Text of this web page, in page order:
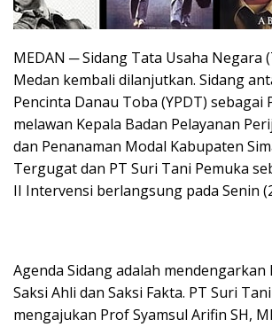
MEDAN ─ Sidang Tata Usaha Negara
Medan kembali dilanjutkan. Sidang
Pencinta Danau Toba (YPDT) sebagai
melawan Kepala Badan Pelayanan
dan Penanaman Modal Kabupaten
Tergugat dan PT Suri Tani Pemuka
II Intervensi berlangsung pada Senin
Agenda Sidang adalah
Saksi Ahli dan Saksi Fakta. PT Suri
mengajukan Prof Syamsul Arifin SH,